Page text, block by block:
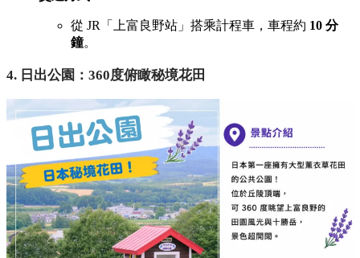
從 JR「上富良野站」搭乘計程車， 車程約 10 分
鐘。
4. 日出公園：360度俯瞰秘境花田